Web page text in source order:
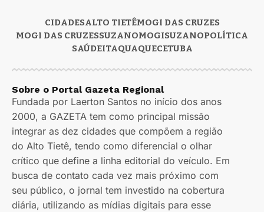
CIDADESALTO TIETÊMOGI DAS CRUZES
MOGI DAS CRUZESSUZANOMOGISUZANOPOLÍTICA
SAÚDEITAQUAQUECETUBA
Sobre o Portal Gazeta Regional
Fundada por Laerton Santos no início dos anos
2000, a GAZETA tem como principal missão
integrar as dez cidades que compõem a região
do Alto Tietê, tendo como diferencial o olhar
crítico que define a linha editorial do veículo. Em
busca de contato cada vez mais próximo com
seu público, o jornal tem investido na cobertura
diária, utilizando as mídias digitais para esse